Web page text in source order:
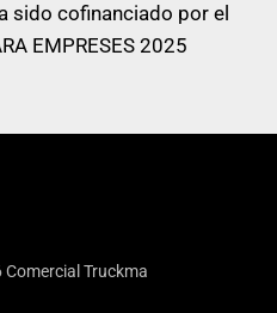
sido cofinanciado por el
EMPRESES 2025
Truckma